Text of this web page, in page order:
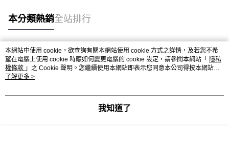
任。
４．使用「AFTEE先享後付」時，將依據個別帳號之用戶狀況，依本公司即
時審查核予不同之上限額度；若仍有額度不足之情形，本公司將視審查結果
請求用戶進行身份認證。
５．嚴禁一人註冊多個帳號或使用他人資訊註冊。若發現惡意使用之情形，
恩沛科技股份有限公司將有權停止該用戶之使用額度並採取法律行動。
本分類熱銷全站排行
熱門標籤
本網站中使用 cookie，欲查詢有關本網站使用 cookie 方式之詳情，及若您不希
望在電腦上使用 cookie 時應如何變更電腦的 cookie 設定，請參閱本網站「 隱私
權條款 」之 Cookie 聲明。您繼續使用本網站即表示您同意本公司得按本網站使
用條款之 Cookie 聲明使用 cookie。
了解更多 >
我知道了